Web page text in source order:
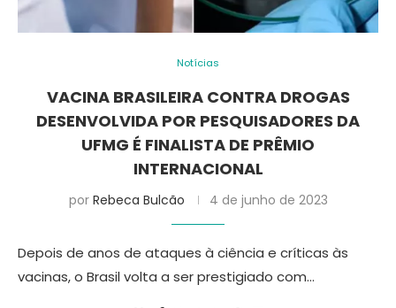
Notícias
VACINA BRASILEIRA CONTRA DROGAS
DESENVOLVIDA POR PESQUISADORES DA
UFMG É FINALISTA DE PRÊMIO
INTERNACIONAL
por Rebeca Bulcão 4 de junho de 2023
Depois de anos de ataques à ciência e críticas às
vacinas, o Brasil volta a ser prestigiado com…